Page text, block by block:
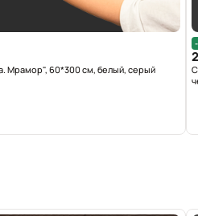
Мрамор", 60*300 см, белый, серый